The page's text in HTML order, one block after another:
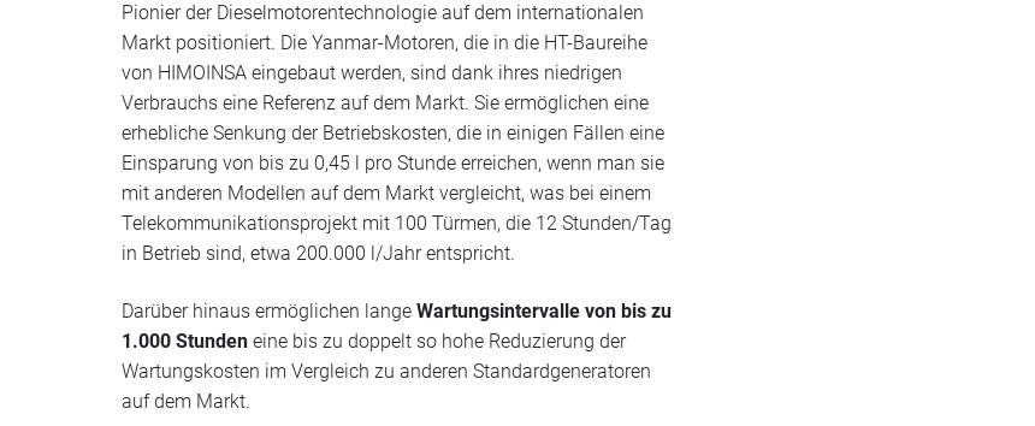
Pionier der Dieselmotorentechnologie auf dem internationalen
Markt positioniert. Die Yanmar-Motoren, die in die HT-Baureihe
von HIMOINSA eingebaut werden, sind dank ihres niedrigen
Verbrauchs eine Referenz auf dem Markt. Sie ermöglichen eine
erhebliche Senkung der Betriebskosten, die in einigen Fällen eine
Einsparung von bis zu 0,45 l pro Stunde erreichen, wenn man sie
mit anderen Modellen auf dem Markt vergleicht, was bei einem
Telekommunikationsprojekt mit 100 Türmen, die 12 Stunden/Tag
in Betrieb sind, etwa 200.000 l/Jahr entspricht.
Darüber hinaus ermöglichen lange Wartungsintervalle von bis zu
1.000 Stunden eine bis zu doppelt so hohe Reduzierung der
Wartungskosten im Vergleich zu anderen Standardgeneratoren
auf dem Markt.